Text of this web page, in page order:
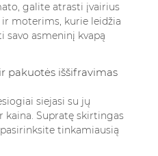
galite atrasti įvairius
ir moterims, kurie leidžia
asmeninį kvapą
pakuotės iššifravimas
siejasi su jų
Supratę skirtingas
tinkamiausią